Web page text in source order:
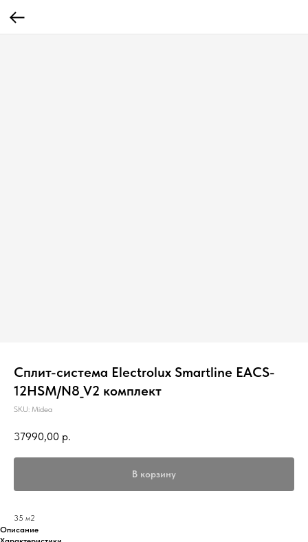
Сплит-система Electrolux Smartline EACS-
12HSM/N8_V2 комплект
SKU: Midea
37990,00 р.
В корзину
35 м2
Описание